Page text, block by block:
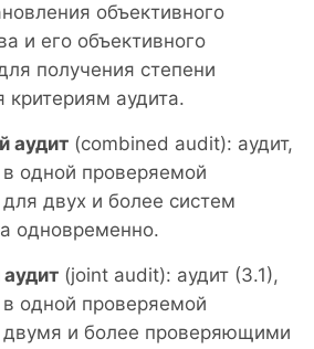
объективного
и его объективного
получения степени
критериям аудита.
аудит (combined audit): аудит,
одной проверяемой
двух и более систем
одновременно.
(joint audit): аудит (3.1),
одной проверяемой
двумя и более проверяющими